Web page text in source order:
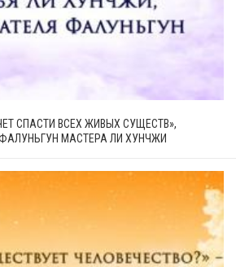
СПАСТИ ВСЕХ ЖИВЫХ СУЩЕСТВ»,
МАСТЕРА ЛИ ХУНЧЖИ